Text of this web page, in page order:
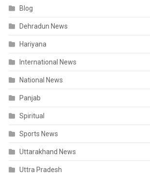
Blog
Dehradun News
Hariyana
International News
National News
Panjab
Spiritual
Sports News
Uttarakhand News
Uttra Pradesh